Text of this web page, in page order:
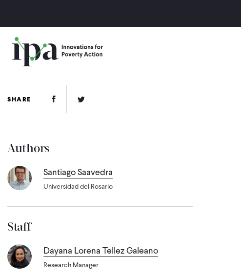
main
content
SHARE Facebook Link
Twitter Link
Authors
Santiago Saavedra
Universidad del Rosario
Staff
Dayana Lorena Tellez Galeano
Research Manager